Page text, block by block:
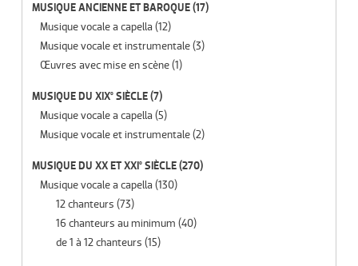
MUSIQUE ANCIENNE ET BAROQUE(17)
Musique vocale a capella (12)
Musique vocale et instrumentale(3)
Œuvres avec mise en scène(1)
MUSIQUE DU XIX° SIÈCLE(7)
Musique vocale a capella (5)
Musique vocale et instrumentale(2)
MUSIQUE DU XX ET XXI° SIÈCLE(270)
Musique vocale a capella (130)
12 chanteurs (73)
16 chanteurs au minimum (40)
de 1 à 12 chanteurs (15)